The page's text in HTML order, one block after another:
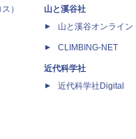
）
山と溪谷社
山と溪谷オンライン
CLIMBING-NET
近代科学社
近代科学社Digital